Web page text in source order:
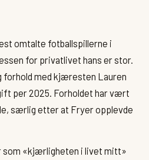
omtalte fotballspillerne i
for privatlivet hans er stor.
forhold med kjæresten Lauren
per 2025. Forholdet har vært
særlig etter at Fryer opplevde
som «kjærligheten i livet mitt»